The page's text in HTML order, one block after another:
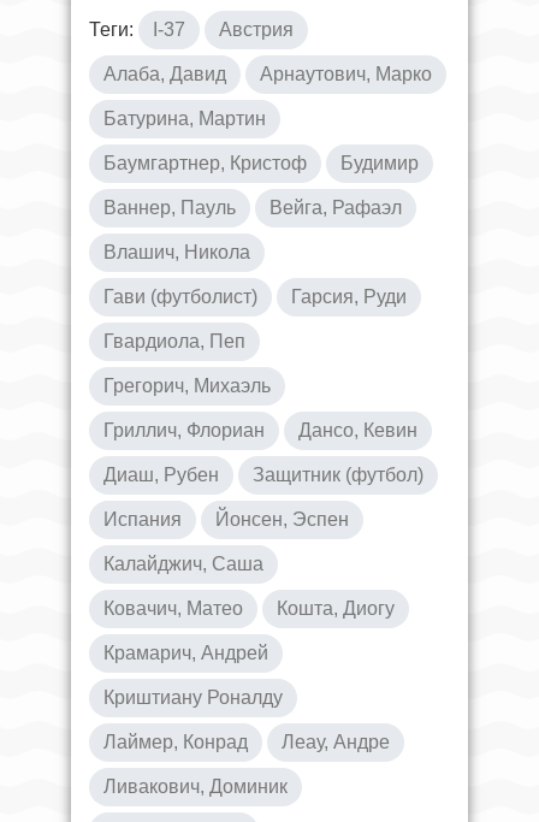
Теги: I-37 Австрия
Алаба, Давид Арнаутович, Марко
Батурина, Мартин
Баумгартнер, Кристоф Будимир
Ваннер, Пауль Вейга, Рафаэл
Влашич, Никола
Гави (футболист) Гарсия, Руди
Гвардиола, Пеп
Грегорич, Михаэль
Гриллич, Флориан Дансо, Кевин
Диаш, Рубен Защитник (футбол)
Испания Йонсен, Эспен
Калайджич, Саша
Ковачич, Матео Кошта, Диогу
Крамарич, Андрей
Криштиану Роналду
Лаймер, Конрад Леау, Андре
Ливакович, Доминик